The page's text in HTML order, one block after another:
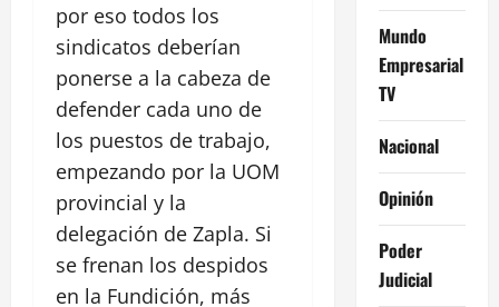
por eso todos los
sindicatos deberían
ponerse a la cabeza de
defender cada uno de
los puestos de trabajo,
empezando por la UOM
provincial y la
delegación de Zapla. Si
se frenan los despidos
en la Fundición, más
Mundo
Empresarial
TV
Nacional
Opinión
Poder
Judicial